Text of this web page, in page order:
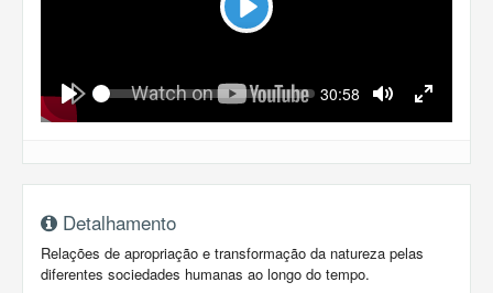
Play
Play
Seek Current
30:58
Mute Fullscreen
Detalhamento
Relações de apropriação e transformação da natureza pelas
diferentes sociedades humanas ao longo do tempo.